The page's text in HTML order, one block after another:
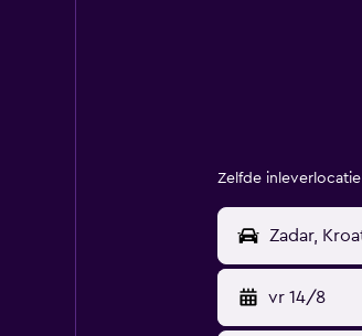
Zelfde inleverlocatie
vr 14/8